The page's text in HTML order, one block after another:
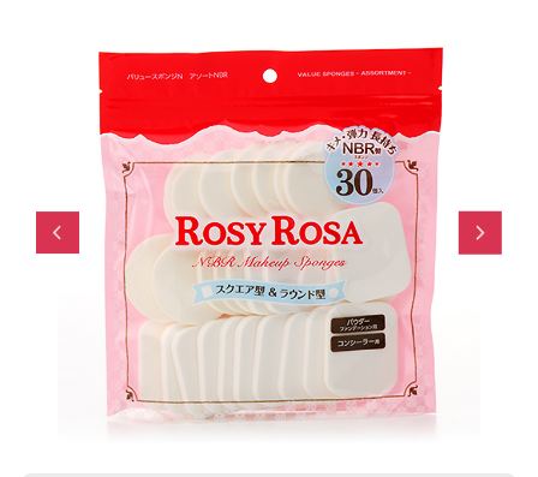
Previous Next